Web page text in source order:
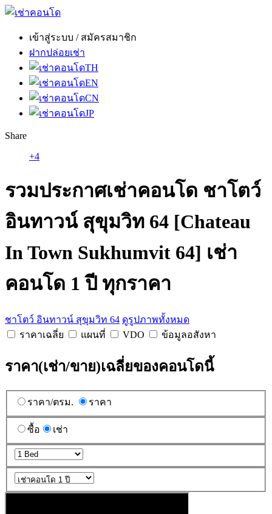
เข้าสู่ระบบ / สมัครสมาชิก
ฝากปล่อยเช่า
TH
EN
CN
JP
Share
+4
รวมประกาศเช่าคอนโด ชาโตว์
อินทาวน์ สุขุมวิท 64 [Chateau
In Town Sukhumvit 64] เช่า
คอนโด 1 ปี ทุกราคา
ชาโตว์ อินทาวน์ สุขุมวิท 64 ดูรูปภาพทั้งหมด
ราคาเฉลี่ย
แผนที่ VDO ข้อมูลอสังหา
ราคา(เช่า/ขาย)เฉลี่ยของคอนโดนี้
ราคา/ตรม. ราคา
ซื้อ เช่า